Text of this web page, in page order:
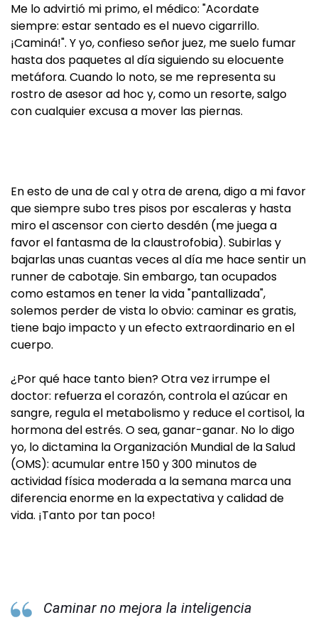
Me lo advirtió mi primo, el médico: "Acordate
siempre: estar sentado es el nuevo cigarrillo.
¡Caminá!". Y yo, confieso señor juez, me suelo fumar
hasta dos paquetes al día siguiendo su elocuente
metáfora. Cuando lo noto, se me representa su
rostro de asesor ad hoc y, como un resorte, salgo
con cualquier excusa a mover las piernas.
En esto de una de cal y otra de arena, digo a mi favor
que siempre subo tres pisos por escaleras y hasta
miro el ascensor con cierto desdén (me juega a
favor el fantasma de la claustrofobia). Subirlas y
bajarlas unas cuantas veces al día me hace sentir un
runner de cabotaje. Sin embargo, tan ocupados
como estamos en tener la vida "pantallizada",
solemos perder de vista lo obvio: caminar es gratis,
tiene bajo impacto y un efecto extraordinario en el
cuerpo.
¿Por qué hace tanto bien? Otra vez irrumpe el
doctor: refuerza el corazón, controla el azúcar en
sangre, regula el metabolismo y reduce el cortisol, la
hormona del estrés. O sea, ganar-ganar. No lo digo
yo, lo dictamina la Organización Mundial de la Salud
(OMS): acumular entre 150 y 300 minutos de
actividad física moderada a la semana marca una
diferencia enorme en la expectativa y calidad de
vida. ¡Tanto por tan poco!
Caminar no mejora la inteligencia